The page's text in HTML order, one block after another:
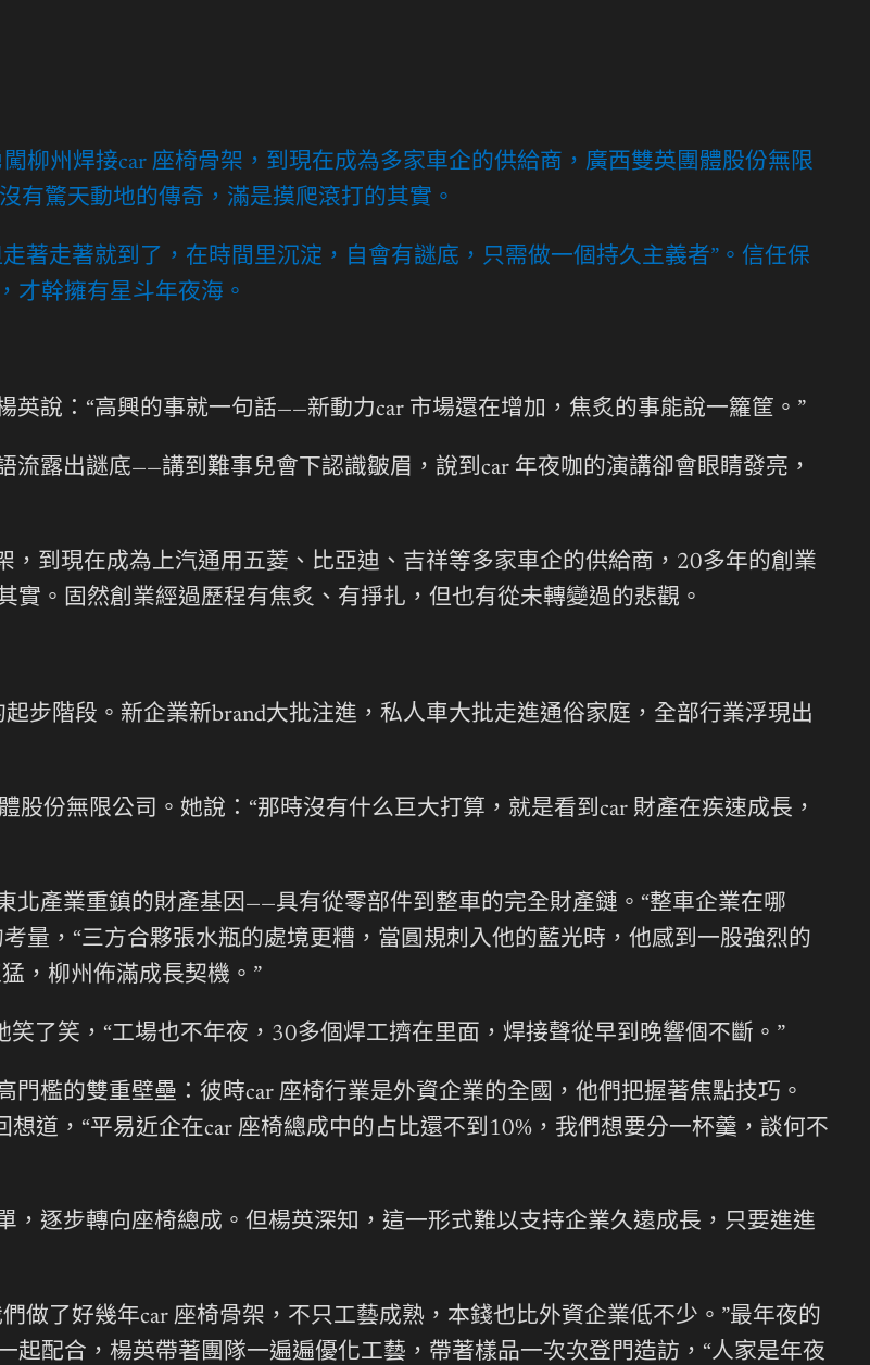
柳州焊接car 座椅骨架，到現在成為多家車企的供給商，廣西雙英團體股份無限
有驚天動地的傳奇，滿是摸爬滾打的其實。
著走著就到了，在時間里沉淀，自會有謎底，只需做一個持久主義者”。信任保
才幹擁有星斗年夜海。
說：“高興的事就一句話——新動力car 市場還在增加，焦炙的事能說一籮筐。”
露出謎底——講到難事兒會下認識皺眉，說到car 年夜咖的演講卻會眼睛發亮，
，到現在成為上汽通用五菱、比亞迪、吉祥等多家車企的供給商，20多年的創業
。固然創業經過歷程有焦炙、有掙扎，但也有從未轉變過的悲觀。
步階段。新企業新brand大批注進，私人車大批走進通俗家庭，全部行業浮現出
份無限公司。她說：“那時沒有什么巨大打算，就是看到car 財產在疾速成長，
北產業重鎮的財產基因——具有從零部件到整車的完全財產鏈。“整車企業在哪
量，“三方合夥張水瓶的處境更糟，當圓規刺入他的藍光時，他感到一股強烈的
，柳州佈滿成長契機。”
了笑，“工場也不年夜，30多個焊工擠在里面，焊接聲從早到晚響個不斷。”
門檻的雙重壁壘：彼時car 座椅行業是外資企業的全國，他們把握著焦點技巧。
道，“平易近企在car 座椅總成中的占比還不到10%，我們想要分一杯羹，談何不
，逐步轉向座椅總成。但楊英深知，這一形式難以支持企業久遠成長，只要進進
做了好幾年car 座椅骨架，不只工藝成熟，本錢也比外資企業低不少。”最年夜的
配合，楊英帶著團隊一遍遍優化工藝，帶著樣品一次次登門造訪，“人家是年夜